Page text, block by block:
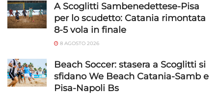
A Scoglitti Sambenedettese-Pisa
per lo scudetto: Catania rimontata
8-5 vola in finale
8 AGOSTO 2026
Beach Soccer: stasera a Scoglitti si
sfidano We Beach Catania-Samb e
Pisa-Napoli Bs